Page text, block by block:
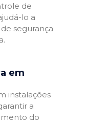
de
lo a
segurança
em
instalações
a
do